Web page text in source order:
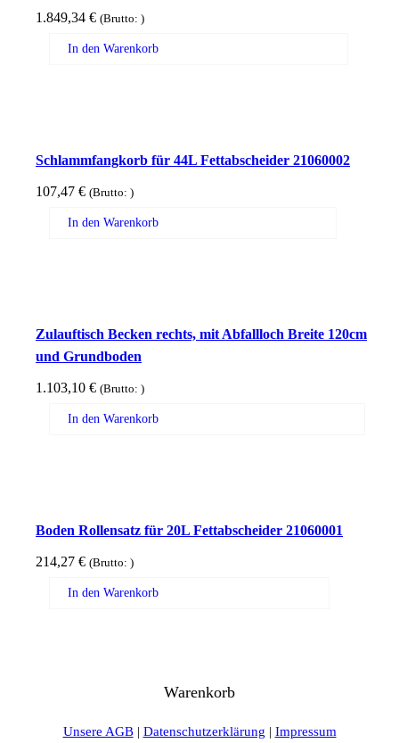
1.849,34 € (Brutto: )
In den Warenkorb
Schlammfangkorb für 44L Fettabscheider 21060002
107,47 € (Brutto: )
In den Warenkorb
Zulauftisch Becken rechts, mit Abfallloch Breite 120cm
und Grundboden
1.103,10 € (Brutto: )
In den Warenkorb
Boden Rollensatz für 20L Fettabscheider 21060001
214,27 € (Brutto: )
In den Warenkorb
Warenkorb
Unsere AGB| Datenschutzerklärung | Impressum